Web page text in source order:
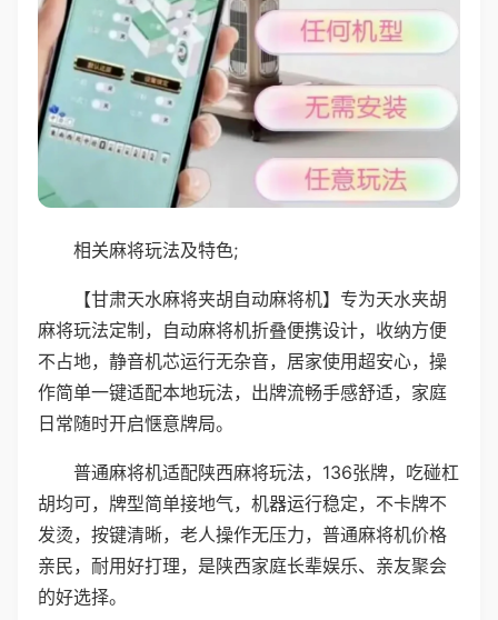
相关麻将玩法及特色;
【甘肃天水麻将夹胡自动麻将机】专为天水夹胡
麻将玩法定制，自动麻将机折叠便携设计，收纳方便
不占地，静音机芯运行无杂音，居家使用超安心，操
作简单一键适配本地玩法，出牌流畅手感舒适，家庭
日常随时开启惬意牌局。
普通麻将机适配陕西麻将玩法，136张牌，吃碰杠
胡均可，牌型简单接地气，机器运行稳定，不卡牌不
发烫，按键清晰，老人操作无压力，普通麻将机价格
亲民，耐用好打理，是陕西家庭长辈娱乐、亲友聚会
的好选择。